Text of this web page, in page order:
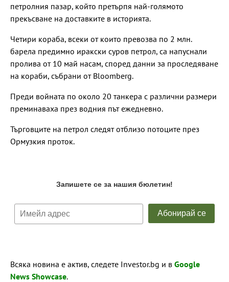
петролния пазар, който претърпя най-голямото
прекъсване на доставките в историята.
Четири кораба, всеки от които превозва по 2 млн.
барела предимно иракски суров петрол, са напуснали
пролива от 10 май насам, според данни за проследяване
на кораби, събрани от Bloomberg.
Преди войната по около 20 танкера с различни размери
преминаваха през водния път ежедневно.
Търговците на петрол следят отблизо потоците през
Ормузкия проток.
Всяка новина е актив, следете Investor.bg и в Google
News Showcase.